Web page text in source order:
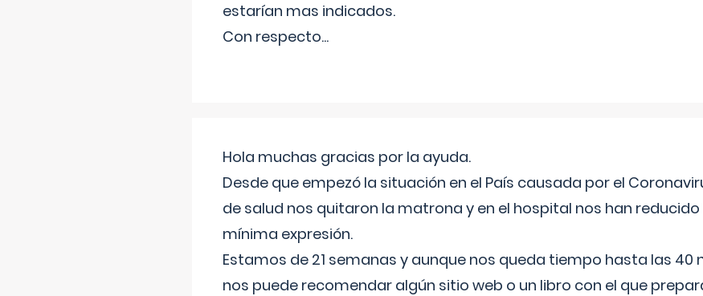
estarían mas indicados.
Con respecto...
Hola muchas gracias por la ayuda.
Desde que empezó la situación en el País causada por el
de salud nos quitaron la matrona y en el hospital nos han
mínima expresión.
Estamos de 21 semanas y aunque nos queda tiempo hasta las 40
nos puede recomendar algún sitio web o un libro con el que